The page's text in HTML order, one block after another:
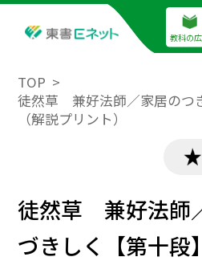
教科の
TOP
徒然草 兼好法師／家居のつ
（解説プリント）
徒然草 兼好法師
づきしく【第十段